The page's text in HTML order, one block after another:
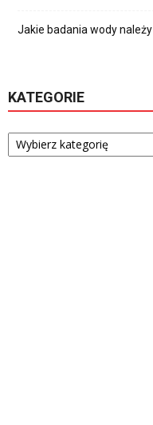
Jakie badania wody
KATEGORIE
Kategorie